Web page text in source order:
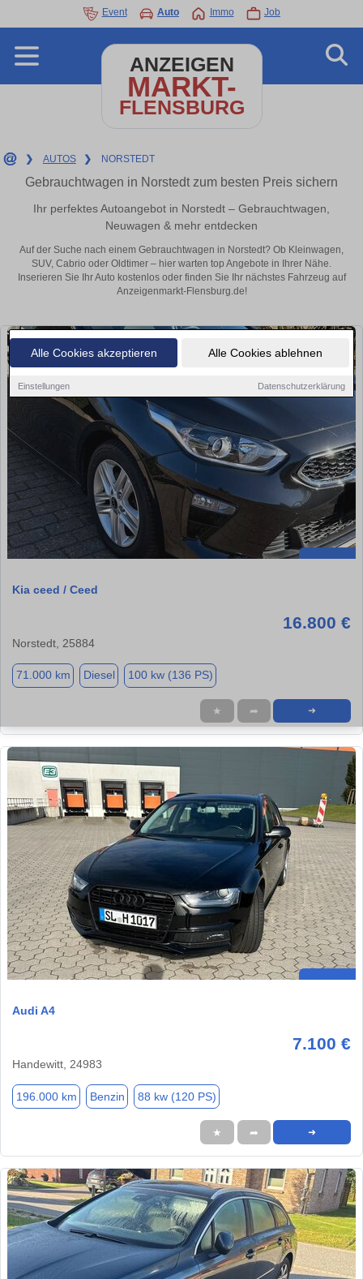
Alle Cookies akzeptieren Alle Cookies ablehnen
Einstellungen Datenschutzerklärung
Event Auto Immo Job
ANZEIGEN
MARKT-
FLENSBURG
❯ AUTOS ❯ NORSTEDT
Gebrauchtwagen in Norstedt zum besten Preis sichern
Ihr perfektes Autoangebot in Norstedt – Gebrauchtwagen,
Neuwagen & mehr entdecken
Auf der Suche nach einem Gebrauchtwagen in Norstedt? Ob Kleinwagen,
SUV, Cabrio oder Oldtimer – hier warten top Angebote in Ihrer Nähe.
Inserieren Sie Ihr Auto kostenlos oder finden Sie Ihr nächstes Fahrzeug auf
Anzeigenmarkt-Flensburg.de!
Kia ceed / Ceed
16.800 €
Norstedt, 25884
71.000 km Diesel 100 kw (136 PS)
★ ➦ ➜
Audi A4
7.100 €
Handewitt, 24983
196.000 km Benzin 88 kw (120 PS)
★ ➦ ➜